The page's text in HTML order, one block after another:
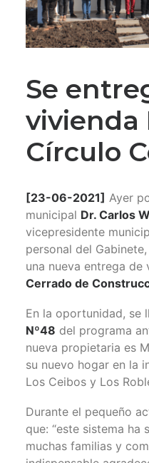
RECAUDACIONES
Se
vivienda
Círculo
[23-06-2021] Ayer
municipal Dr. Carlos
vicepresidente
personal del
una nueva entrega de
Cerrado de
En la oportunidad, se
Nº48 del programa
nueva propietaria es
su nuevo hogar en la
Los Ceibos y Los
Durante el pequeño
que: “este sistema ha
muchas familias y